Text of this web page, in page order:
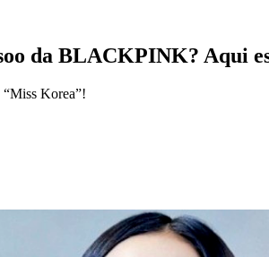
da BLACKPINK? Aqui
“Miss Korea”!